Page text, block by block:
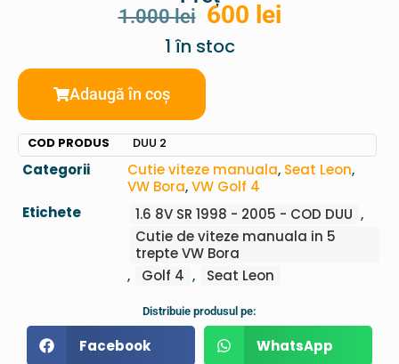
1.000lei 600 lei
1 în stoc
Adaugă în coș
COD PRODUS DUU 2
Categorii Cutie viteze manuala, Seat Leon,
VW Bora,VW Golf 4
Etichete
1.6 8V SR 1998 - 2005 - COD DUU ,
Cutie de viteze manuala in 5
trepte VW Bora
,
Golf 4 , Seat Leon
Distribuie produsul pe:
Facebook WhatsApp